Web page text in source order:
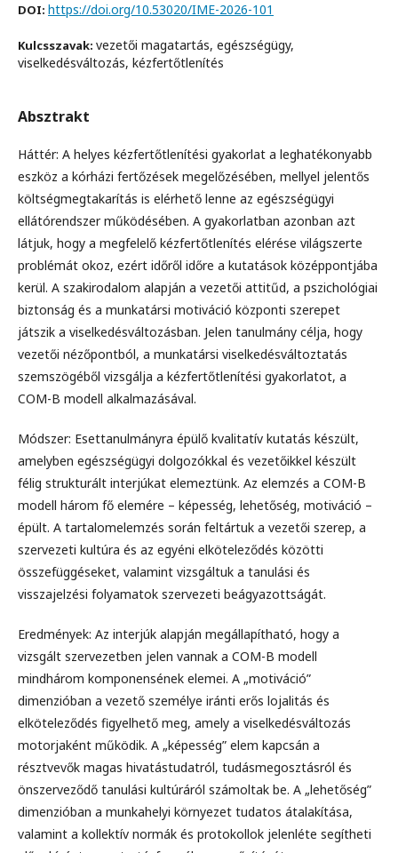
DOI: https://doi.org/10.53020/IME-2026-101
Kulcsszavak: vezetői magatartás, egészségügy,
viselkedésváltozás, kézfertőtlenítés
Absztrakt
Háttér: A helyes kézfertőtlenítési gyakorlat a leghatékonyabb
eszköz a kórházi fertőzések megelőzésében, mellyel jelentős
költségmegtakarítás is elérhető lenne az egészségügyi
ellátórendszer működésében. A gyakorlatban azonban azt
látjuk, hogy a megfelelő kézfertőtlenítés elérése világszerte
problémát okoz, ezért időről időre a kutatások középpontjába
kerül. A szakirodalom alapján a vezetői attitűd, a pszichológiai
biztonság és a munkatársi motiváció központi szerepet
játszik a viselkedésváltozásban. Jelen tanulmány célja, hogy
vezetői nézőpontból, a munkatársi viselkedésváltoztatás
szemszögéből vizsgálja a kézfertőtlenítési gyakorlatot, a
COM-B modell alkalmazásával.
Módszer: Esettanulmányra épülő kvalitatív kutatás készült,
amelyben egészségügyi dolgozókkal és vezetőikkel készült
félig strukturált interjúkat elemeztünk. Az elemzés a COM-B
modell három fő elemére – képesség, lehetőség, motiváció –
épült. A tartalomelemzés során feltártuk a vezetői szerep, a
szervezeti kultúra és az egyéni elköteleződés közötti
összefüggéseket, valamint vizsgáltuk a tanulási és
visszajelzési folyamatok szervezeti beágyazottságát.
Eredmények: Az interjúk alapján megállapítható, hogy a
vizsgált szervezetben jelen vannak a COM-B modell
mindhárom komponensének elemei. A „motiváció”
dimenzióban a vezető személye iránti erős lojalitás és
elköteleződés figyelhető meg, amely a viselkedésváltozás
motorjaként működik. A „képesség” elem kapcsán a
résztvevők magas hivatástudatról, tudásmegosztásról és
önszerveződő tanulási kultúráról számoltak be. A „lehetőség”
dimenzióban a munkahelyi környezet tudatos átalakítása,
valamint a kollektív normák és protokollok jelenléte segítheti